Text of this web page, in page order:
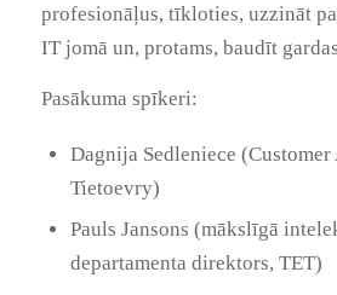
profesionāļus, tīkloties, uzzināt
IT jomā un, protams, baudīt
Pasākuma spīkeri:
Dagnija Sedleniece
Tietoevry)
Pauls Jansons (mākslīgā
departamenta direktors, TET)